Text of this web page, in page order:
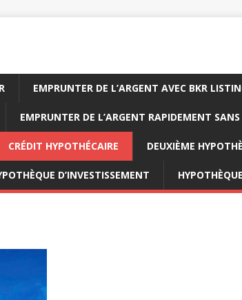
EMPRUNTER DE L’ARGENT AVEC BKR
EMPRUNTER DE L’ARGENT RAPIDEMENT
CRÉDIT HYPOTHÉCAIRE DEUXIÈME
D’INVESTISSEMENT